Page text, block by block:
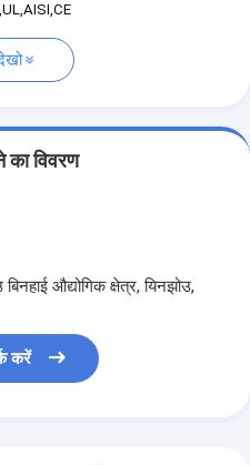
का विवरण
औद्योगिक क्षेत्र, यिनझोउ,
करें